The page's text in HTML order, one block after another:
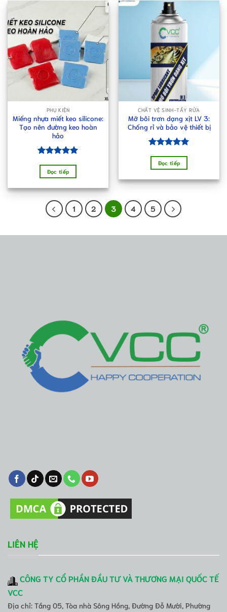
PHỤ KIỆN
Miếng nhựa miết keo silicone:
Tạo nên đường keo hoàn
hảo
hạng 5.00
5 sao
Đọc tiếp
CHẤT VỆ SINH-TẨY RỬA
Mỡ bôi trơn dạng xịt LV 3:
Chống rỉ và bảo vệ thiết bị
hạng 5.00
5 sao
Đọc tiếp
1 2 3 4 5
LIÊN HỆ
CÔNG TY CỔ PHẦN ĐẦU TƯ VÀ THƯƠNG MẠI QUỐC TẾ
VCC
Địa chỉ: Tầng 05, Tòa nhà Sông Hồng, Đường Đỗ Mười, Phường